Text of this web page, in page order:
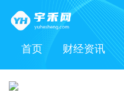
首页 财经资讯